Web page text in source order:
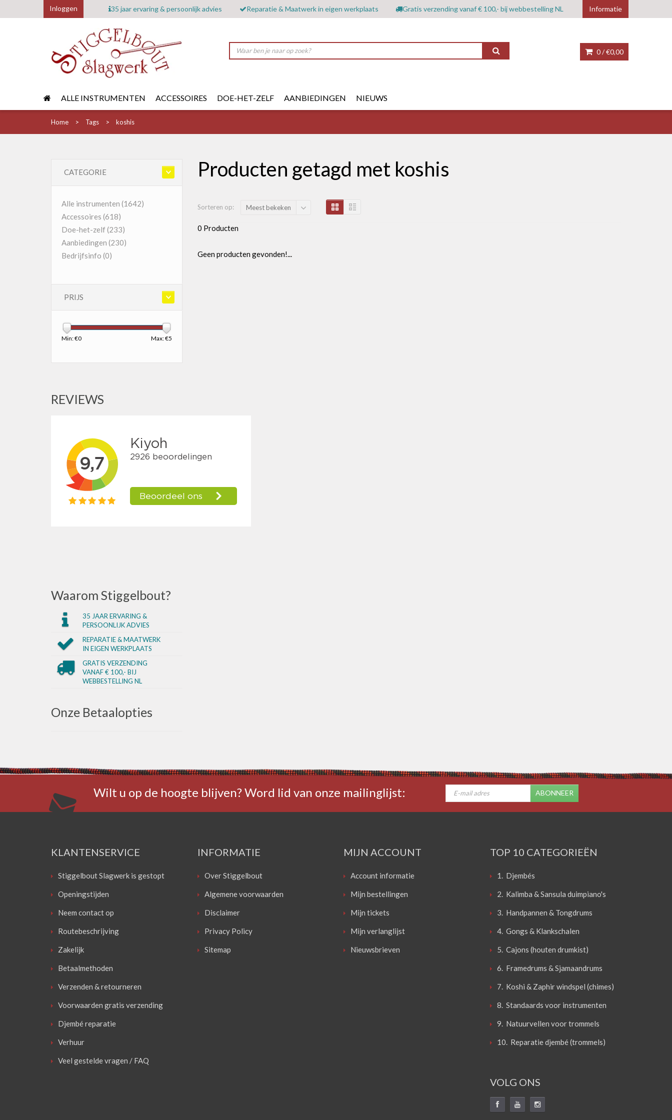
Inloggen 35 jaar ervaring & persoonlijk advies Reparatie & Maatwerk in eigen werkplaats Gratis verzending vanaf € 100,- bij webbestelling NL Informatie
0 /€0,00
ALLE INSTRUMENTEN ACCESSOIRES DOE-HET-ZELF AANBIEDINGEN NIEUWS
Home Tags koshis
CATEGORIE
Alle instrumenten (1642)
Accessoires (618)
Doe-het-zelf(233)
Aanbiedingen (230)
Bedrijfsinfo (0)
PRIJS
Min: €0 Max: €5
REVIEWS
Waarom Stiggelbout?
35 JAAR ERVARING &
PERSOONLIJK ADVIES
REPARATIE & MAATWERK
IN EIGEN WERKPLAATS
GRATIS VERZENDING
VANAF € 100,- BIJ
WEBBESTELLING NL
Onze Betaalopties
Producten getagd met koshis
Sorteren op: Meest bekeken
0 Producten
Geen producten gevonden!...
Wilt u op de hoogte blijven? Word lid van onze mailinglijst: ABONNEER
KLANTENSERVICE
Stiggelbout Slagwerk is gestopt
Openingstijden
Neem contact op
Routebeschrijving
Zakelijk
Betaalmethoden
Verzenden & retourneren
Voorwaarden gratis verzending
Djembé reparatie
Verhuur
Veel gestelde vragen / FAQ
INFORMATIE
Over Stiggelbout
Algemene voorwaarden
Disclaimer
Privacy Policy
Sitemap
MIJN ACCOUNT
Account informatie
Mijn bestellingen
Mijn tickets
Mijn verlanglijst
Nieuwsbrieven
TOP 10 CATEGORIEËN
1. Djembés
2. Kalimba & Sansula duimpiano's
3. Handpannen & Tongdrums
4. Gongs & Klankschalen
5. Cajons (houten drumkist)
6. Framedrums & Sjamaandrums
7. Koshi & Zaphir windspel (chimes)
8. Standaards voor instrumenten
9. Natuurvellen voor trommels
10. Reparatie djembé (trommels)
VOLG ONS